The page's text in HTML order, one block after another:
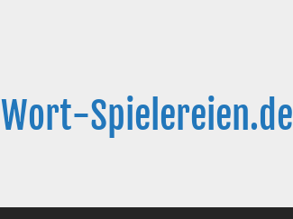
Wort-Spielereien.de